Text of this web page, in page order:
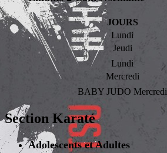
JOURS
Lundi
Jeudi
Lundi
Mercredi
BABY JUDO Mercredi
Section Karaté
Adolescentset Adultes